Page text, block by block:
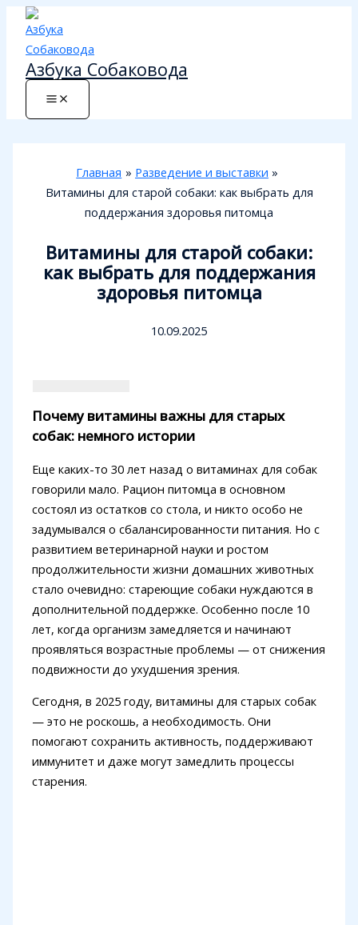
Перейти
содержимому
Азбука Собаковода
Главная
Разведение и выставки
Витамины для старой собаки: как выбрать для
поддержания здоровья питомца
Витамины для старой собаки:
как выбрать для поддержания
здоровья питомца
10.09.2025
Почему витамины важны для старых
собак: немного истории
Еще каких-то 30 лет назад о витаминах для собак
говорили мало. Рацион питомца в основном
состоял из остатков со стола, и никто особо не
задумывался о сбалансированности питания. Но с
развитием ветеринарной науки и ростом
продолжительности жизни домашних животных
стало очевидно: стареющие собаки нуждаются в
дополнительной поддержке. Особенно после 10
лет, когда организм замедляется и начинают
проявляться возрастные проблемы — от снижения
подвижности до ухудшения зрения.
Сегодня, в 2025 году, витамины для старых собак
— это не роскошь, а необходимость. Они
помогают сохранить активность, поддерживают
иммунитет и даже могут замедлить процессы
старения.